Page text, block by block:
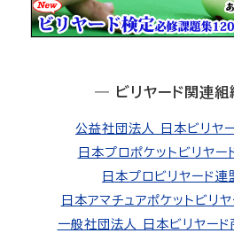
― ビリヤード関連組
公益社団法人 日本ビリヤー
日本プロポケットビリヤー
日本プロビリヤード連
日本アマチュアポケットビリ
一般社団法人 日本ビリヤード